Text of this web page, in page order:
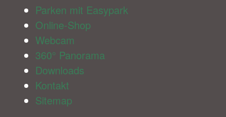
Parken mit Easypark
Online-Shop
Webcam
360° Panorama
Downloads
Kontakt
Sitemap